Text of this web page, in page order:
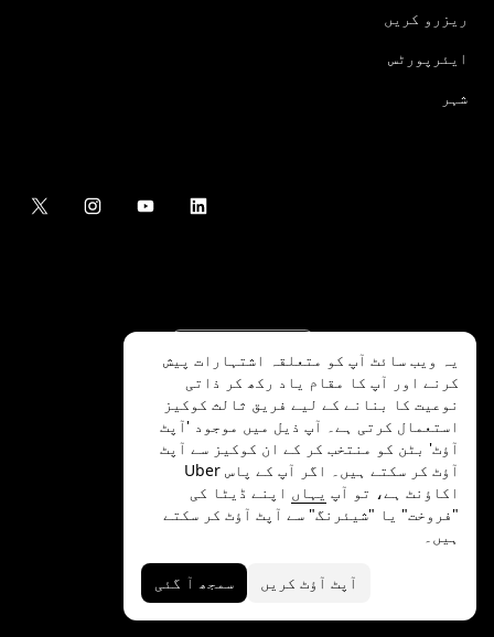
ریزرو کریں
ایئرپورٹس
شہر
©
2026
.Uber Technologies Inc
شرائط
یہ ویب سائٹ آپ کو متعلقہ اشتہارات پیش
کرنے اور آپ کا مقام یاد رکھ کر ذاتی
نوعیت کا بنانے کے لیے فریق ثالث کوکیز
استعمال کرتی ہے۔ آپ ذیل میں موجود 'آپٹ
آؤٹ' بٹن کو منتخب کر کے ان کوکیز سے آپٹ
آؤٹ کر سکتے ہیں۔ اگر آپ کے پاس Uber
اکاؤنٹ ہے، تو آپ یہاں اپنے ڈیٹا کی
"فروخت" یا "شیئرنگ" سے آپٹ آؤٹ کر سکتے
ہیں۔
آپٹ آؤٹ کریں سمجھ آ گئی